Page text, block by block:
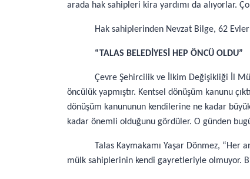
arada hak sahipleri kira yardımı da alıyorlar.
Hak sahiplerinden Nevzat Bilge, 62
“TALAS BELEDİYESİ HEP ÖNCÜ OLDU”
Çevre Şehircilik ve İlkim Değişikliği İl
öncülük yapmıştır. Kentsel dönüşüm kanunu
dönüşüm kanununun kendilerine ne kadar
kadar önemli olduğunu gördüler. O günden
Talas Kaymakamı Yaşar Dönmez,
mülk sahiplerinin kendi gayretleriyle olmuyor.